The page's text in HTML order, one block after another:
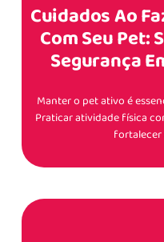
Cuidados Ao
Com Seu Pet:
Segurança
Manter o pet ativo é
Praticar atividade física
fortalecer